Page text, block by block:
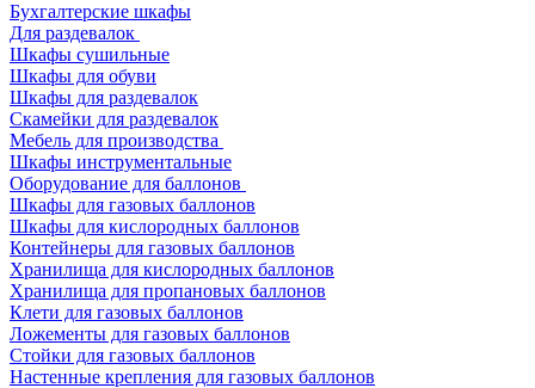
Бухгалтерские шкафы
Для раздевалок
Шкафы сушильные
Шкафы для обуви
Шкафы для раздевалок
Скамейки для раздевалок
Мебель для производства
Шкафы инструментальные
Оборудование для баллонов
Шкафы для газовых баллонов
Шкафы для кислородных баллонов
Контейнеры для газовых баллонов
Хранилища для кислородных баллонов
Хранилища для пропановых баллонов
Клети для газовых баллонов
Ложементы для газовых баллонов
Стойки для газовых баллонов
Настенные крепления для газовых баллонов